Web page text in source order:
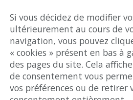
Si vous décidez de modifier
ultérieurement au cours de
navigation, vous pouvez
« cookies » présent en bas à
des pages du site. Cela
de consentement vous
vos préférences ou de retirer